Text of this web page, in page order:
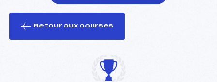
le ski
Retour aux courses